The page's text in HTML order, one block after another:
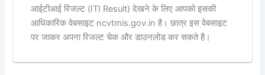
आईटीआई रिजल्ट (ITI Result) देखने के लिए आपको इसकी
आधिकारिक वेबसाइट ncvtmis.gov.in है। छात्र इस वेबसाइट
पर जाकर अपना रिजल्ट चेक और डाउनलोड कर सकते है।